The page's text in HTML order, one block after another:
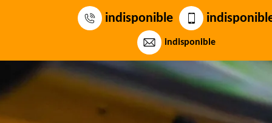
indisponible
indisponible